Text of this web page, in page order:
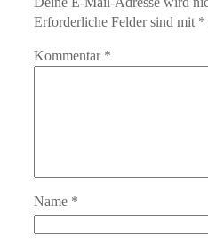
Erforderliche Felder sind mit *
Kommentar *
Name *